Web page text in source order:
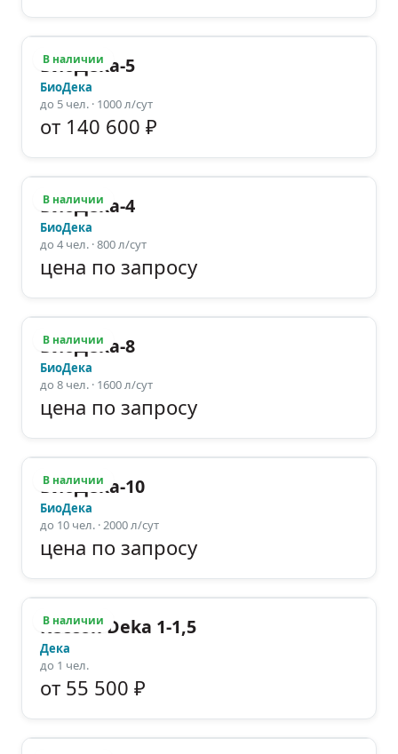
В наличии
БиоДека-5
БиоДека
до 5 чел. · 1000 л/сут
от 140 600 ₽
В наличии
БиоДека-4
БиоДека
до 4 чел. · 800 л/сут
цена по запросу
В наличии
БиоДека-8
БиоДека
до 8 чел. · 1600 л/сут
цена по запросу
В наличии
БиоДека-10
БиоДека
до 10 чел. · 2000 л/сут
цена по запросу
В наличии
Кессон Deka 1-1,5
Дека
до 1 чел.
от 55 500 ₽